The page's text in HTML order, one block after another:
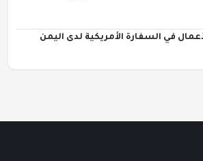
في السفارة الأمريكية لدى اليمن